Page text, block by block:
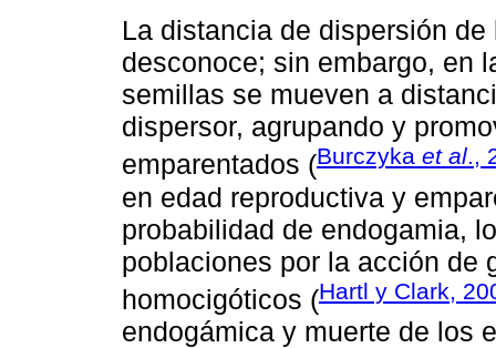
La distancia de dispersión
desconoce; sin embargo, en
semillas se mueven a
dispersor, agrupando y
emparentados (Burczyka et al.,
en edad reproductiva y
probabilidad de endogamia,
poblaciones por la acción de
homocigóticos (Hartl y Clark,
endogámica y muerte de los